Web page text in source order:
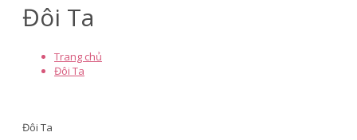
Đôi Ta
Trang chủ
Đôi Ta
Đôi Ta